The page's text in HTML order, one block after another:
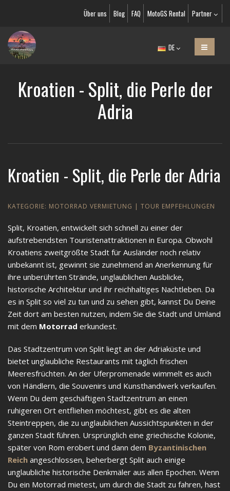
Über uns Blog FAQ MotoGS Rental Partner
DE
Kroatien - Split, die Perle der
Adria
Kroatien - Split, die Perle der Adria
KATEGORIE: MOTORRAD VERMIETUNG | TOUR EMPFEHLUNGEN
Split, Kroatien, entwickelt sich schnell zu einer der
aufstrebendsten Touristenattraktionen in Europa. Obwohl
Kroatiens zweitgrößte Stadt für Ausländer noch relativ
unbekannt ist, gewinnt sie zunehmend an Anerkennung für
ihre unberührten Strände, unglaublichen Ausblicke,
historische Architektur und ihr reichhaltiges Nachtleben. Da
es in Split so viel zu tun und zu sehen gibt, kannst Du Deine
Zeit dort am besten nutzen, indem Sie die Stadt und Umland
mit dem Motorrad erkundest.
Das Stadtzentrum von Split liegt an der Adriaküste und
bietet unglaubliche Restaurants mit täglich frischen
Meeresfrüchten. An der Uferpromenade wimmelt es auch
von Händlern, die Souvenirs und Kunsthandwerk verkaufen.
Wenn Du dem geschäftigen Stadtzentrum an einen
ruhigeren Ort entfliehen möchtest, gibt es die alten
Steintreppen, die zu unglaublichen Aussichtspunkten in der
ganzen Stadt führen. Ursprünglich eine griechische Kolonie,
später von Rom erobert und dann dem Byzantinischen
Reich angeschlossen, beherbergt Split auch einige
unglaubliche historische Denkmäler aus allen Epochen. Wenn
Du ein Motorrad mietest, um durch die Stadt zu fahren, hast